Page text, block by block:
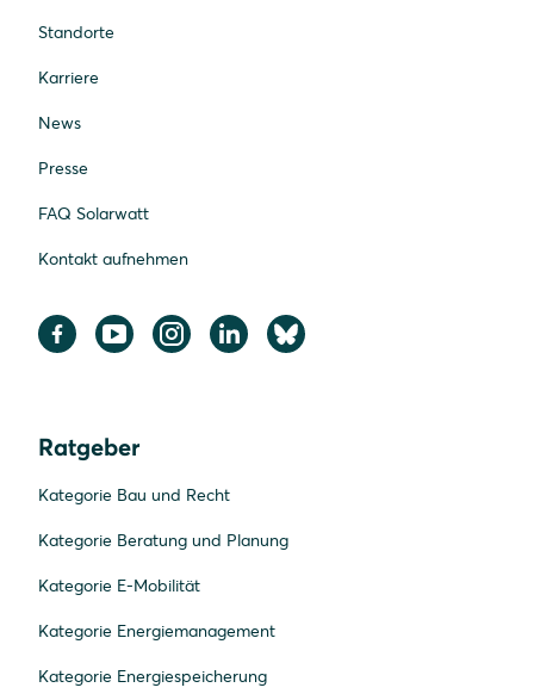
Standorte
Karriere
News
Presse
FAQ Solarwatt
Kontakt aufnehmen
Ratgeber
Kategorie Bau und Recht
Kategorie Beratung und Planung
Kategorie E-Mobilität
Kategorie Energiemanagement
Kategorie Energiespeicherung